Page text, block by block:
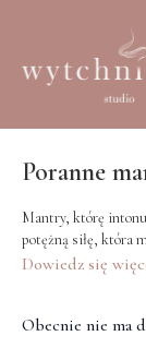
Poranne
Mantry, którę
potężną siłę, która
Dowiedz się
Obecnie nie ma